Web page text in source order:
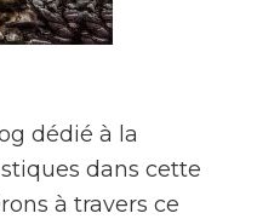
dédié à la
dans cette
à travers ce